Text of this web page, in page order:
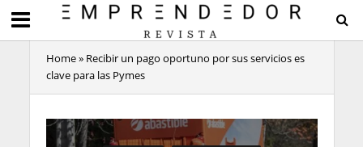
Home» Recibir un pago oportuno por sus servicios es
clave para las Pymes